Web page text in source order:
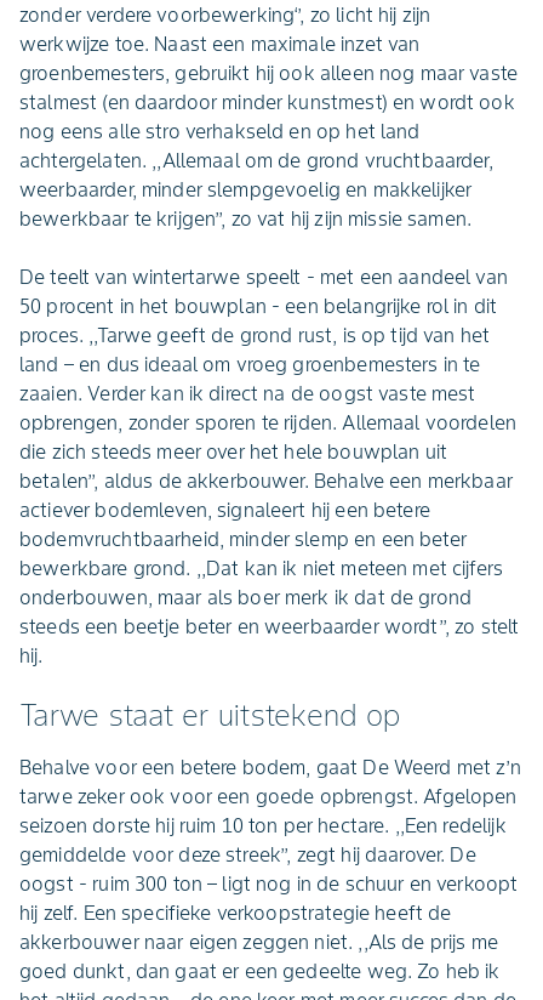
zonder verdere voorbewerking‘’, zo licht hij zijn
werkwijze toe. Naast een maximale inzet van
groenbemesters, gebruikt hij ook alleen nog maar vaste
stalmest (en daardoor minder kunstmest) en wordt ook
nog eens alle stro verhakseld en op het land
achtergelaten. ,,Allemaal om de grond vruchtbaarder,
weerbaarder, minder slempgevoelig en makkelijker
bewerkbaar te krijgen’’, zo vat hij zijn missie samen.
De teelt van wintertarwe speelt - met een aandeel van
50 procent in het bouwplan - een belangrijke rol in dit
proces. ,,Tarwe geeft de grond rust, is op tijd van het
land – en dus ideaal om vroeg groenbemesters in te
zaaien. Verder kan ik direct na de oogst vaste mest
opbrengen, zonder sporen te rijden. Allemaal voordelen
die zich steeds meer over het hele bouwplan uit
betalen’’, aldus de akkerbouwer. Behalve een merkbaar
actiever bodemleven, signaleert hij een betere
bodemvruchtbaarheid, minder slemp en een beter
bewerkbare grond. ,,Dat kan ik niet meteen met cijfers
onderbouwen, maar als boer merk ik dat de grond
steeds een beetje beter en weerbaarder wordt’’, zo stelt
hij.
Tarwe staat er uitstekend op
Behalve voor een betere bodem, gaat De Weerd met z’n
tarwe zeker ook voor een goede opbrengst. Afgelopen
seizoen dorste hij ruim 10 ton per hectare. ,,Een redelijk
gemiddelde voor deze streek’’, zegt hij daarover. De
oogst - ruim 300 ton – ligt nog in de schuur en verkoopt
hij zelf. Een specifieke verkoopstrategie heeft de
akkerbouwer naar eigen zeggen niet. ,,Als de prijs me
goed dunkt, dan gaat er een gedeelte weg. Zo heb ik